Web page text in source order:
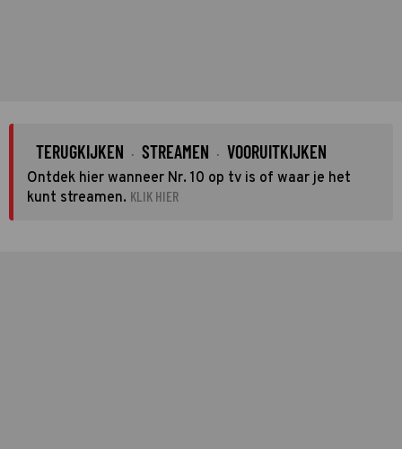
TERUGKIJKEN · STREAMEN · VOORUITKIJKEN
Ontdek hier wanneer Nr. 10 op tv is of waar je het
kunt streamen. KLIK HIER